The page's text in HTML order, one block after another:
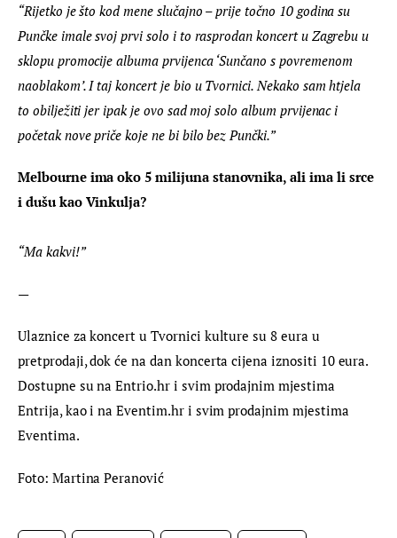
“Rijetko je što kod mene slučajno – prije točno 10 godina su
Punčke imale svoj prvi solo i to rasprodan koncert u Zagrebu u
sklopu promocije albuma prvijenca ‘Sunčano s povremenom
naoblakom’. I taj koncert je bio u Tvornici. Nekako sam htjela
to obilježiti jer ipak je ovo sad moj solo album prvijenac i
početak nove priče koje ne bi bilo bez Punčki.”
Melbourne ima oko 5 milijuna stanovnika, ali ima li srce
i dušu kao Vinkulja?
“Ma kakvi!”
—
Ulaznice za koncert u Tvornici kulture su 8 eura u
pretprodaji, dok će na dan koncerta cijena iznositi 10 eura.
Dostupne su na Entrio.hr i svim prodajnim mjestima
Entrija, kao i na Eventim.hr i svim prodajnim mjestima
Eventima.
Foto: Martina Peranović